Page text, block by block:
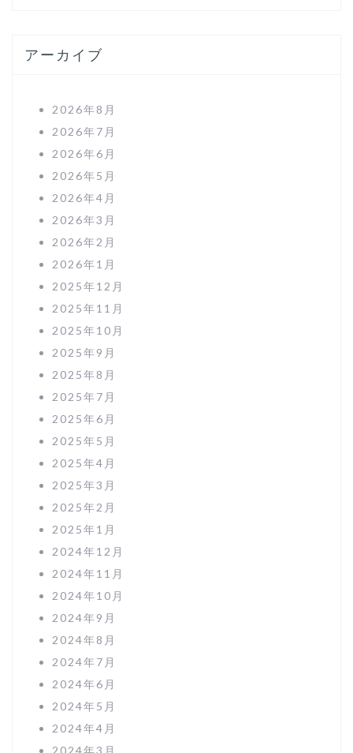
アーカイブ
2026年8月
2026年7月
2026年6月
2026年5月
2026年4月
2026年3月
2026年2月
2026年1月
2025年12月
2025年11月
2025年10月
2025年9月
2025年8月
2025年7月
2025年6月
2025年5月
2025年4月
2025年3月
2025年2月
2025年1月
2024年12月
2024年11月
2024年10月
2024年9月
2024年8月
2024年7月
2024年6月
2024年5月
2024年4月
2024年3月